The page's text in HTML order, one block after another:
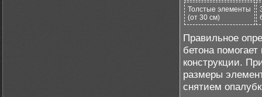
Толстые элементы
(от 30 см)
Правильное
бетона
конструкции.
размеры
снятием